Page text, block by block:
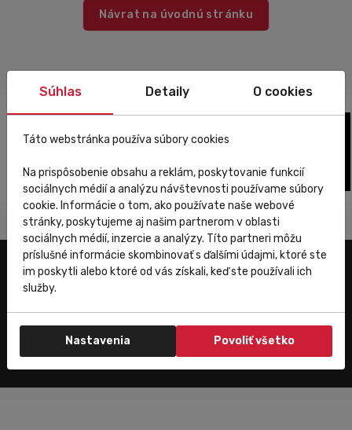
Návrat na úvodnú stránku
Užitočné odkazy
E-shop
Trenujeme
Súhlas Detaily O cookies
Táto webstránka používa súbory cookies
Na prispôsobenie obsahu a reklám, poskytovanie funkcií
sociálnych médií a analýzu návštevnosti používame súbory
cookie. Informácie o tom, ako používate naše webové
stránky, poskytujeme aj našim partnerom v oblasti
sociálnych médií, inzercie a analýzy. Títo partneri môžu
príslušné informácie skombinovať s ďalšími údajmi, ktoré ste
im poskytli alebo ktoré od vás získali, keď ste používali ich
služby.
Nastavenia Povoliť všetko